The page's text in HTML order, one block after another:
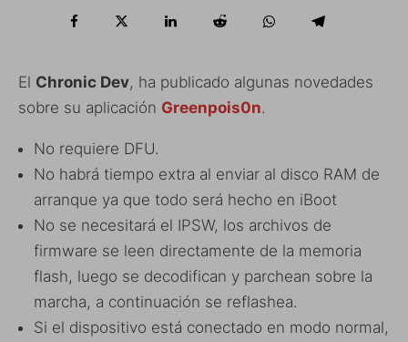
El Chronic Dev, ha publicado algunas novedades
sobre su aplicación Greenpois0n.
No requiere DFU.
No habrá tiempo extra al enviar al disco RAM de
arranque ya que todo será hecho en iBoot
No se necesitará el IPSW, los archivos de
firmware se leen directamente de la memoria
flash, luego se decodifican y parchean sobre la
marcha, a continuación se reflashea.
Si el dispositivo está conectado en modo normal,